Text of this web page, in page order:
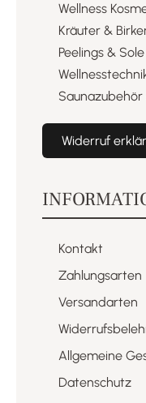
Wellness
Kräuter &
Peelings & Sole​
Widerruf
Kontakt
Zahlungsarten
Versandarten
Allgemeine
Datenschutz